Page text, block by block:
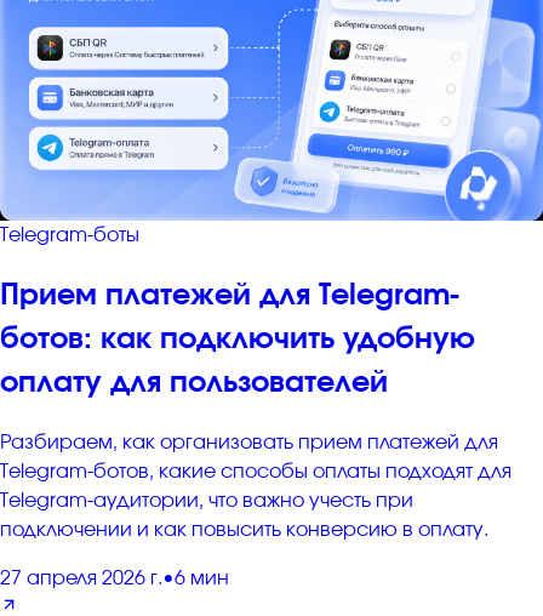
Telegram-боты
Прием платежей для Telegram-
ботов: как подключить удобную
оплату для пользователей
Разбираем, как организовать прием платежей для
Telegram-ботов, какие способы оплаты подходят для
Telegram-аудитории, что важно учесть при
подключении и как повысить конверсию в оплату.
27 апреля 2026 г.•6 мин